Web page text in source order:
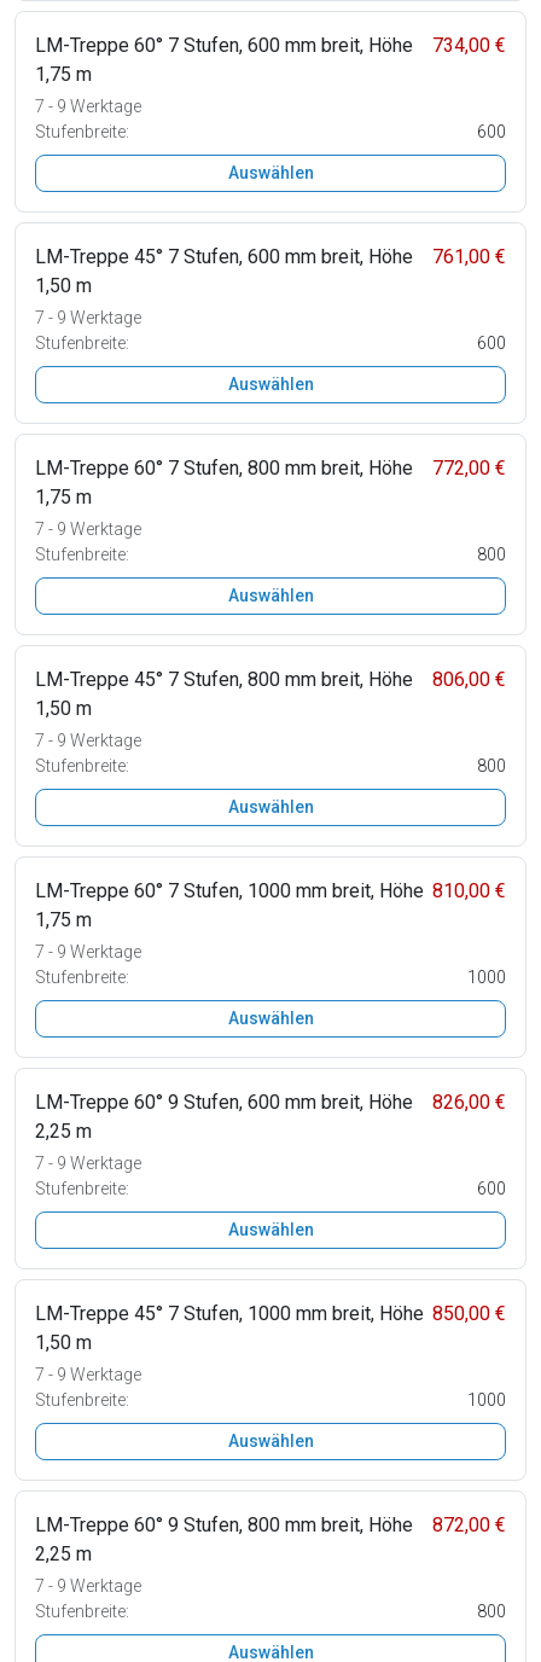
LM-Treppe 60° 7 Stufen, 600 mm breit, Höhe
1,75 m
734,00 €
7 - 9 Werktage
Stufenbreite:
600
Auswählen
LM-Treppe 45° 7 Stufen, 600 mm breit, Höhe
1,50 m
761,00 €
7 - 9 Werktage
Stufenbreite:
600
Auswählen
LM-Treppe 60° 7 Stufen, 800 mm breit, Höhe
1,75 m
772,00 €
7 - 9 Werktage
Stufenbreite:
800
Auswählen
LM-Treppe 45° 7 Stufen, 800 mm breit, Höhe
1,50 m
806,00 €
7 - 9 Werktage
Stufenbreite:
800
Auswählen
LM-Treppe 60° 7 Stufen, 1000 mm breit, Höhe
1,75 m
810,00 €
7 - 9 Werktage
Stufenbreite:
1000
Auswählen
LM-Treppe 60° 9 Stufen, 600 mm breit, Höhe
2,25 m
826,00 €
7 - 9 Werktage
Stufenbreite:
600
Auswählen
LM-Treppe 45° 7 Stufen, 1000 mm breit, Höhe
1,50 m
850,00 €
7 - 9 Werktage
Stufenbreite:
1000
Auswählen
LM-Treppe 60° 9 Stufen, 800 mm breit, Höhe
2,25 m
872,00 €
7 - 9 Werktage
Stufenbreite:
800
Auswählen